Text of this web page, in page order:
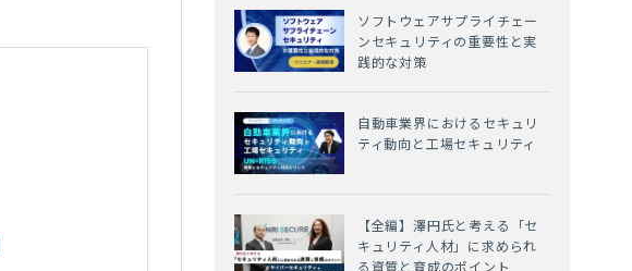
ソフトウェアサプライチェー
ンセキュリティの重要性と実
践的な対策
自動車業界におけるセキュリ
ティ動向と工場セキュリティ
【全編】澤円氏と考える「セ
キュリティ人材」に求められ
る資質と育成のポイント